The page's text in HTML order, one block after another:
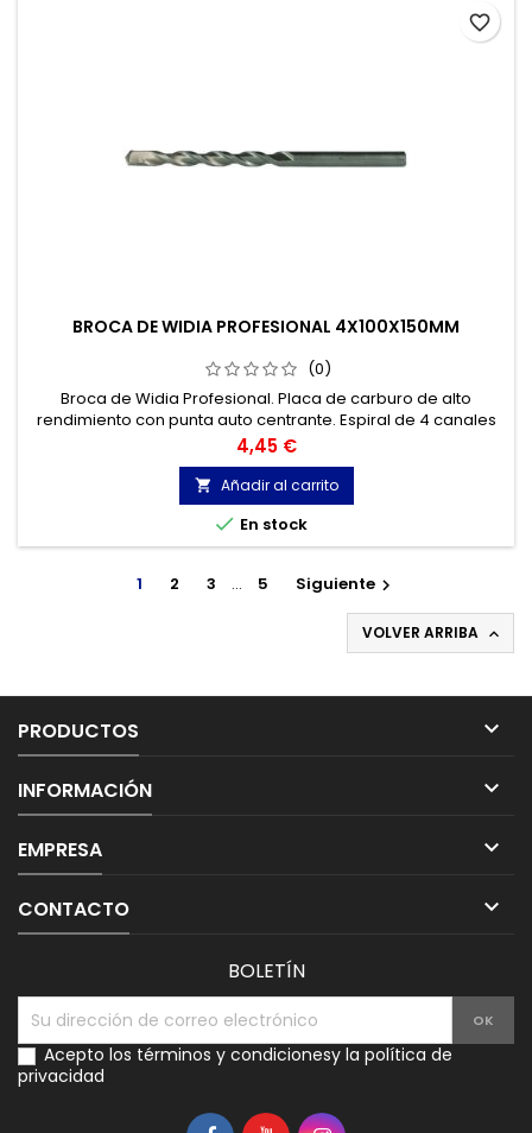
BROCA DE WIDIA PROFESIONAL 4X100X150MM
(0)
Broca de Widia Profesional. Placa de carburo de alto
rendimiento con punta auto centrante. Espiral de 4 canales
,para una óptima extracción del polvo. Mínima fricción
debido a su labio estrecho. Hormigones y materiales de
construcción, mármol, granito...
Precio
4,45 €
 Añadir al carrito
 En stock
favorite_border
1 2 3 … 5 Siguiente
VOLVER ARRIBA 
PRODUCTOS 
INFORMACIÓN 
EMPRESA 
CONTACTO 
BOLETÍN
Acepto los términos y condicionesy la política de
privacidad